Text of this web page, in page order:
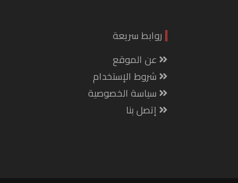
روابط سريعة
عن الموقع
شروط الإستخدام
سياسة الخصوصية
إتصل بنا